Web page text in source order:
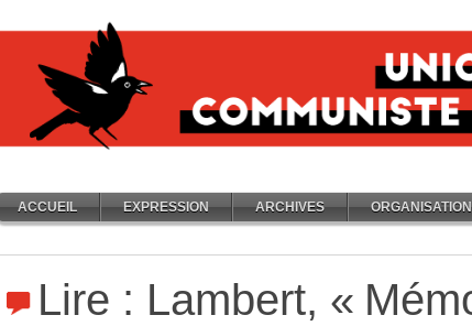
ACCUEIL EXPRESSION ARCHIVES ORGANISATION
Lire : Lambert, «